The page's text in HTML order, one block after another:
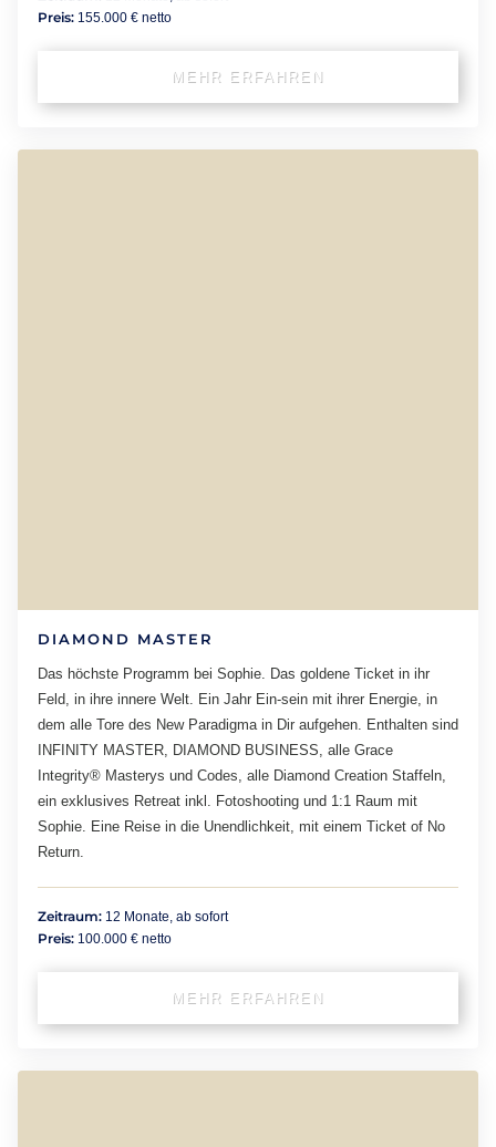
Preis: 155.000 € netto
MEHR ERFAHREN
DIAMOND MASTER
Das höchste Programm bei Sophie. Das goldene Ticket in ihr
Feld, in ihre innere Welt. Ein Jahr Ein-sein mit ihrer Energie, in
dem alle Tore des New Paradigma in Dir aufgehen. Enthalten sind
INFINITY MASTER, DIAMOND BUSINESS, alle Grace
Integrity® Masterys und Codes, alle Diamond Creation Staffeln,
ein exklusives Retreat inkl. Fotoshooting und 1:1 Raum mit
Sophie. Eine Reise in die Unendlichkeit, mit einem Ticket of No
Return.
Zeitraum: 12 Monate, ab sofort
Preis: 100.000 € netto
MEHR ERFAHREN